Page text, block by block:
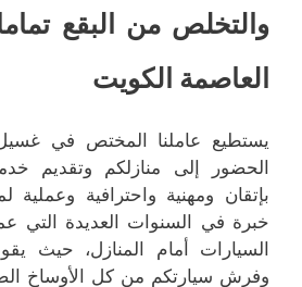
والتخلص من البقع
العاصمة الكويت
يستطيع عاملنا المختص في غسيل
الحضور إلى منازلكم وتقديم
بإتقان ومهنية واحترافية وعملية
خبرة في السنوات العديدة
السيارات أمام المنازل، حيث
وفرش سيارتكم من كل الأوساخ